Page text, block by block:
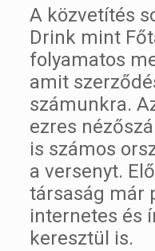
A közvetítés
Drink mint
folyamatos
amit
számunkra.
ezres
is számos
a versenyt.
társaság már
internetes és
keresztül is.